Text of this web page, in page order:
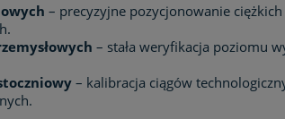
– precyzyjne pozycjonowanie
– stała weryfikacja poziomu
– kalibracja ciągów